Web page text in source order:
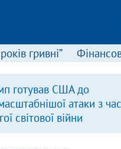
гривні”
готував США до
атаки з
світової війни